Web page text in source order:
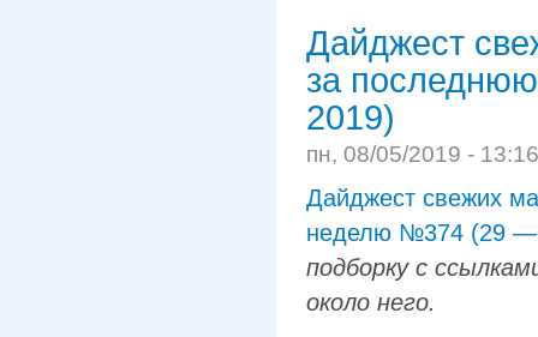
Дайджест
за
2019)
пн, 08/05/2019 -
Дайджест свежих
неделю №374 (29 —
подборку с
около него.